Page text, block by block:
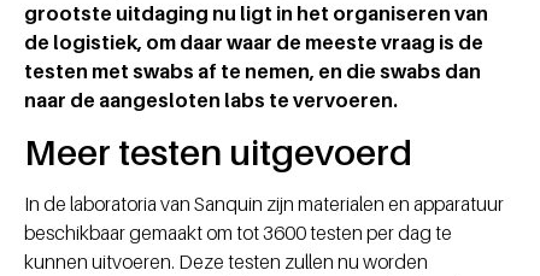
grootste uitdaging nu ligt in het organiseren van
de logistiek, om daar waar de meeste vraag is de
testen met swabs af te nemen, en die swabs dan
naar de aangesloten labs te vervoeren.
Meer testen uitgevoerd
In de laboratoria van Sanquin zijn materialen en apparatuur
beschikbaar gemaakt om tot 3600 testen per dag te
kunnen uitvoeren. Deze testen zullen nu worden